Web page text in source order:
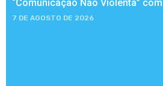
“Comunicação Não Violenta”
7 DE AGOSTO DE 2026